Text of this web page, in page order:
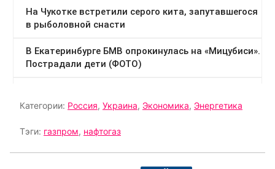
Категории: Россия, Украина, Экономика, Энергетика
Тэги: газпром, нафтогаз